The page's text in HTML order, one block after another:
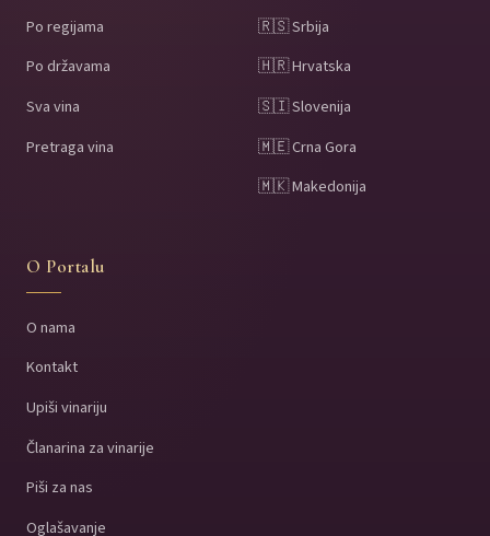
Po regijama
Po državama
Sva vina
Pretraga vina
🇷🇸 Srbija
🇭🇷 Hrvatska
🇸🇮 Slovenija
🇲🇪 Crna Gora
🇲🇰 Makedonija
O Portalu
O nama
Kontakt
Upiši vinariju
Članarina za vinarije
Piši za nas
Oglašavanje